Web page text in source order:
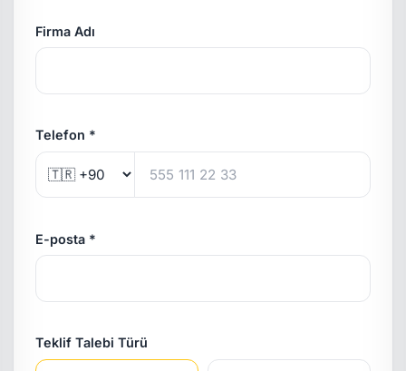
Firma Adı
Telefon *
E-posta *
Teklif Talebi Türü